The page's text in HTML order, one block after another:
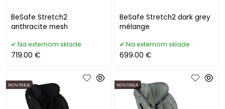
BeSafe Stretch2
anthracite mesh
Na externom sklade
719.00 €
BeSafe Stretch2 dark grey
mélange
Na externom sklade
699.00 €
NOVINKA NOVINKA